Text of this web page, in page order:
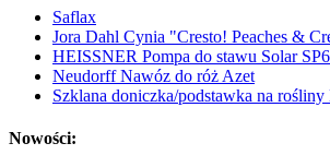
Saflax
Jora Dahl Cynia "Cresto! Peaches &
HEISSNER Pompa do stawu Solar
Neudorff Nawóz do róż Azet
Szklana doniczka/podstawka na
Nowości: